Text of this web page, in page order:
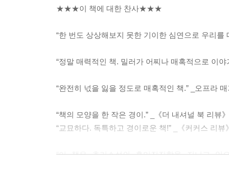
해야 하며, 자연 앞에서 무방비 상태이고, 우리
에서 가끔 우리는 우연한 승리를 거두기도 한다.
는 때로 “민들레 원칙”이라고도 불리는 철학적
하는 가치 있는 약초로 여겨지기도 한다.
★★★이 책에 대한 찬사★★★
“한 번도 상상해보지 못한 기이한 심연으로 우리
“정말 매력적인 책. 밀러가 어찌나 매혹적으로 이
“완전히 넋을 잃을 정도로 매혹적인 책.” _오프라
“책의 모양을 한 작은 경이.” _《더 내셔널 북 리뷰》
“교묘하다. 독특하고 경이로운 책!” _《커커스 리뷰
“이 책은 추리소설의 흥미진진함을 지니고 있